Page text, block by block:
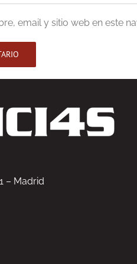
email y sitio web en este
– Madrid